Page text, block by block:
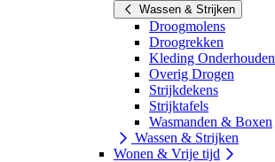
Wassen & Strijken
Droogmolens
Droogrekken
Kleding Onderhouden
Overig Drogen
Strijkdekens
Strijktafels
Wasmanden & Boxen
Wassen & Strijken
Wonen & Vrije tijd